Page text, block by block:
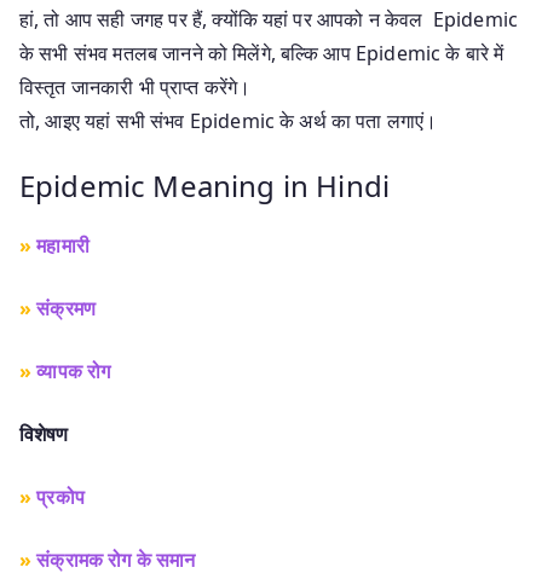
हां, तो आप सही जगह पर हैं, क्योंकि यहां पर आपको न केवल Epidemic
के सभी संभव मतलब जानने को मिलेंगे, बल्कि आप Epidemic के बारे में
विस्तृत जानकारी भी प्राप्त करेंगे।
तो, आइए यहां सभी संभव Epidemic के अर्थ का पता लगाएं।
Epidemic Meaning in Hindi
»महामारी
»संक्रमण
»व्यापक रोग
विशेषण
»प्रकोप
»संक्रामक रोग के समान